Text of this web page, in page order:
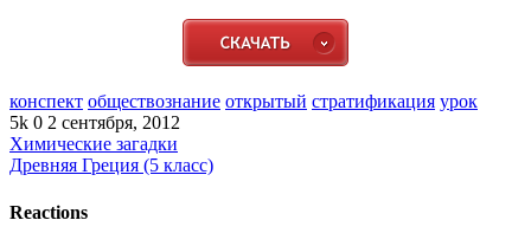
конспект обществознание открытый стратификация урок
5k 0 2 сентября, 2012
Химические загадки
Древняя Греция (5 класс)
Reactions